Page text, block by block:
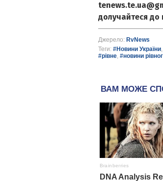
долучайтеся до
Джерело: RvNews
Теги: #Новини України,
#рівне, #новини